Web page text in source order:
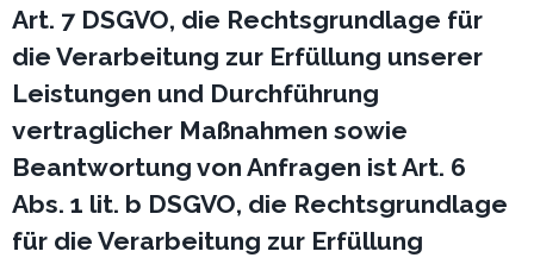
Art. 7 DSGVO, die Rechtsgrundlage für
die Verarbeitung zur Erfüllung unserer
Leistungen und Durchführung
vertraglicher Maßnahmen sowie
Beantwortung von Anfragen ist Art. 6
Abs. 1 lit. b DSGVO, die Rechtsgrundlage
für die Verarbeitung zur Erfüllung